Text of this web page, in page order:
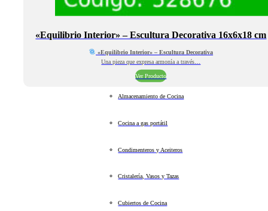
«Equilibrio Interior» – Escultura Decorativa 16x6x18 cm
«Equilibrio Interior» – Escultura Decorativa
Una pieza que expresa armonía a través…
Ver Producto
Almacenamiento de Cocina
Cocina a gas portátil
Condimenteros y Aceiteros
Cristalería, Vasos y Tazas
Cubiertos de Cocina